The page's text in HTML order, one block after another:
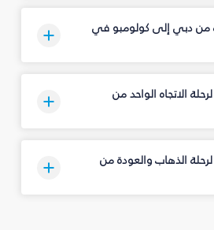
من دبي إلى كولومبو في
الاتجاه الواحد من
الذهاب والعودة من